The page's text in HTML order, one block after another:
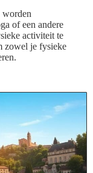
worden
of een andere
activiteit te
zowel je fysieke